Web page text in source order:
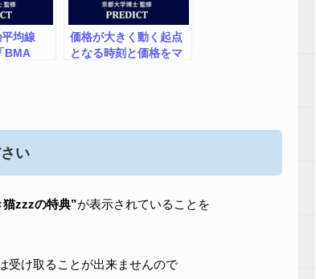
均線
BMA
価格が大きく動く起点
となる時刻と価格をマ
System）」MT4用
い
猫zzzの特典”が表示されていることを
受け取ることが出来ませんので